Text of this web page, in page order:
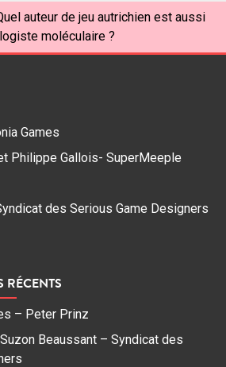
auteur de jeu autrichien est aussi
moléculaire ?
Games
Philippe Gallois- SuperMeeple
des Serious Game Designers
RÉCENTS
– Peter Prinz
Suzon Beaussant – Syndicat des